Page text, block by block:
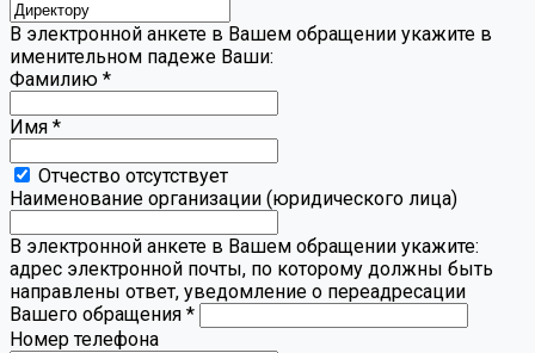
В электронной анкете в Вашем обращении укажите в
именительном падеже Ваши:
Фамилию *
Имя *
Отчество отсутствует
Наименование организации (юридического лица)
В электронной анкете в Вашем обращении укажите:
адрес электронной почты, по которому должны быть
направлены ответ, уведомление о переадресации
Вашего обращения *
Номер телефона